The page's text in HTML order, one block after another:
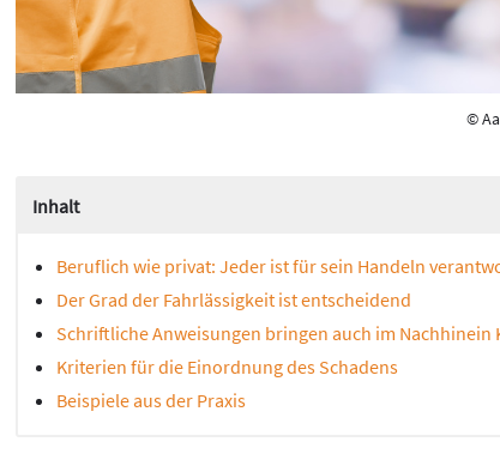
©
Inhalt
Beruflich wie privat: Jeder ist für sein Handeln
Der Grad der Fahrlässigkeit ist entscheidend
Schriftliche Anweisungen bringen auch im Nachhinein
Kriterien für die Einordnung des Schadens
Beispiele aus der Praxis